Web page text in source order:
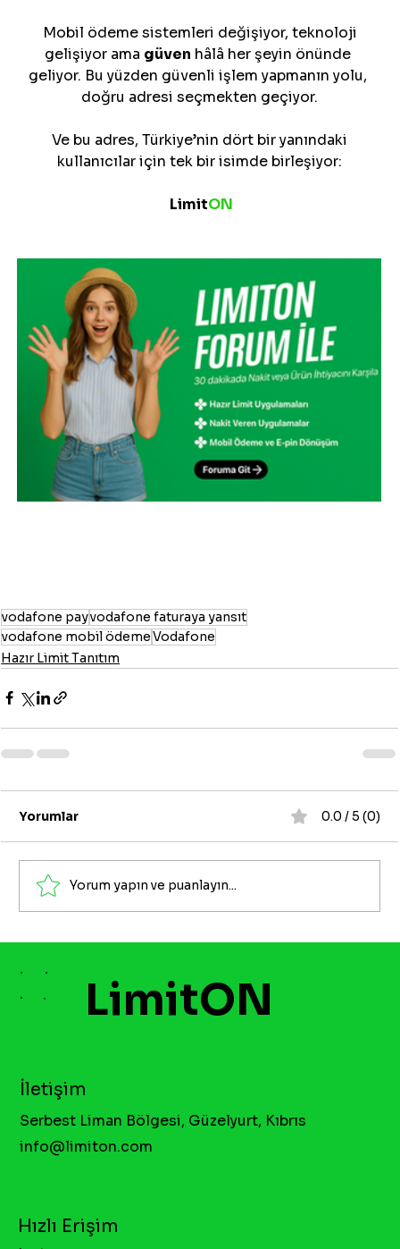
gelişiyor ama güven hâlâ her şeyin önünde
geliyor. Bu yüzden güvenli işlem yapmanın yolu,
doğru adresi seçmekten geçiyor.
Ve bu adres, Türkiye’nin dört bir yanındaki
kullanıcılar için tek bir isimde birleşiyor:
LimitON
vodafone payvodafone faturaya yansıt
vodafone mobil ödemeVodafone
Hazır Limit Tanıtım
Yorumlar 0.0 / 5 (0)
Yorum yapın ve puanlayın...
İletişim
Serbest Liman Bölgesi, Güzelyurt, Kıbrıs
info@limiton.com
Hızlı Erişim
LimitON